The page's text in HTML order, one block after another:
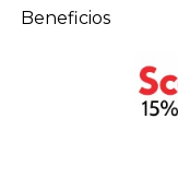
Beneficios